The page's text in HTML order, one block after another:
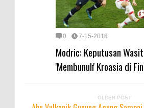
0 7-15-2018
Modric: Keputusan Wasit
'Membunuh' Kroasia di
OLDER POST